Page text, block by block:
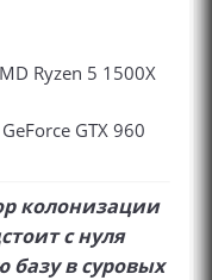
Ryzen 5 1500X
GTX 960
колонизации
с нуля
базу в суровых